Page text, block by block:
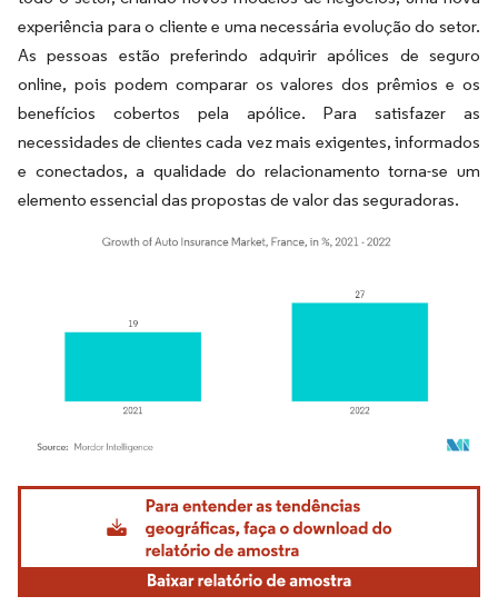
experiência para o cliente e uma necessária evolução do setor.
As pessoas estão preferindo adquirir apólices de seguro
online, pois podem comparar os valores dos prêmios e os
benefícios cobertos pela apólice. Para satisfazer as
necessidades de clientes cada vez mais exigentes, informados
e conectados, a qualidade do relacionamento torna-se um
elemento essencial das propostas de valor das seguradoras.
Imagem © Mordor Intelligence. O reuso requer atribuição conforme CC BY 4.0.